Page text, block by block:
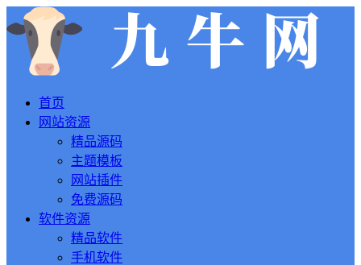
首页
网站资源
精品源码
主题模板
网站插件
免费源码
软件资源
精品软件
手机软件